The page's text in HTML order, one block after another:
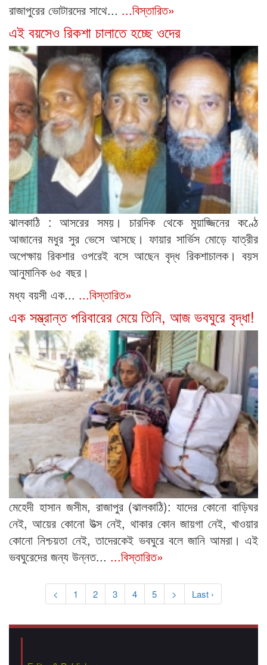
রাজাপুরের ভোটারদের সাথে... ...বিস্তারিত»
এই বয়সেও রিকশা চালাতে হচ্ছে ওদের
ঝালকাঠি : আসরের সময়। চারদিক থেকে মুয়াজ্জিনের কণ্ঠে
আজানের মধুর সুর ভেসে আসছে। ফায়ার সার্ভিস মোড়ে যাত্রীর
অপেক্ষায় রিকশার ওপরেই বসে আছেন বৃদ্ধ রিকশাচালক। বয়স
আনুমানিক ৬৫ বছর।
মধ্য বয়সী এক... ...বিস্তারিত»
এক সম্ভ্রান্ত পরিবারের মেয়ে তিনি, আজ ভবঘুরে বৃদ্ধা!
মেহেদী হাসান জসীম, রাজাপুর (ঝালকাঠি): যাদের কোনো বাড়িঘর
নেই, আয়ের কোনো উত্স নেই, থাকার কোন জায়গা নেই, খাওয়ার
কোনো নিশ্চয়তা নেই, তাদেরকেই ভবঘুরে বলে জানি আমরা। এই
ভবঘুরেদের জন্য উন্নত... ...বিস্তারিত»
< 1 2 3 4 5 > Last ›